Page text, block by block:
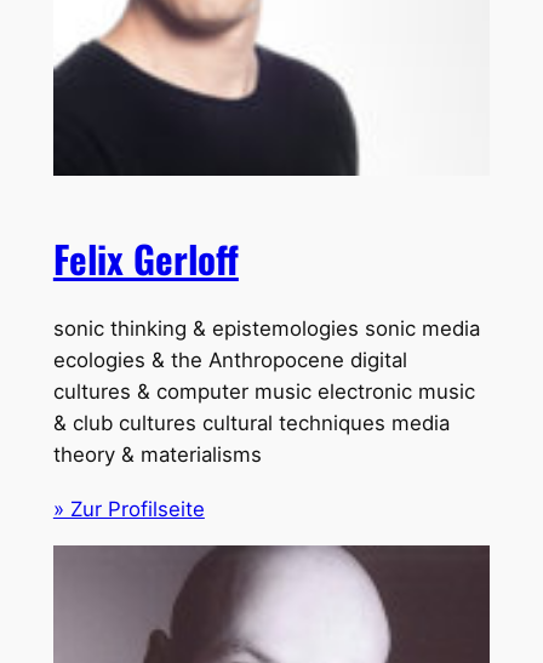
Felix Gerloff
sonic thinking & epistemologies sonic media
ecologies & the Anthropocene digital
cultures & computer music electronic music
& club cultures cultural techniques media
theory & materialisms
» Zur Profilseite